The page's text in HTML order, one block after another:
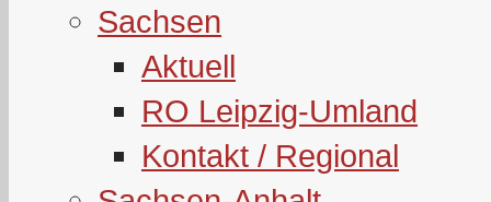
Sachsen
Aktuell
RO Leipzig-Umland
Kontakt / Regional